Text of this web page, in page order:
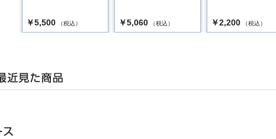
￥5,500 （税込） ￥5,060 （税込） ￥2,200 （税込）